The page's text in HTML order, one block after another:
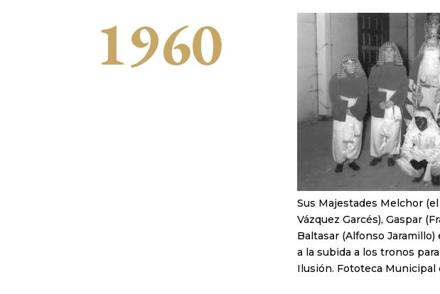
1960
Sus Majestades Melchor
Vázquez Garcés), Gaspar
Baltasar (Alfonso
a la subida a los tronos
Ilusión. Fototeca Municipal